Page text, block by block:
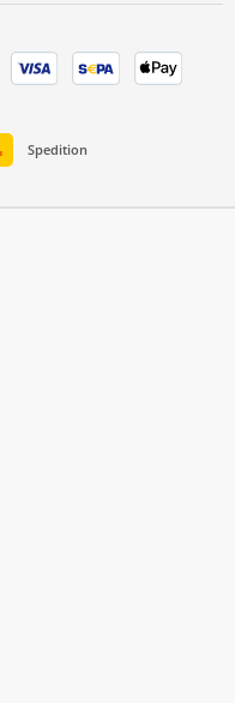
Spedition